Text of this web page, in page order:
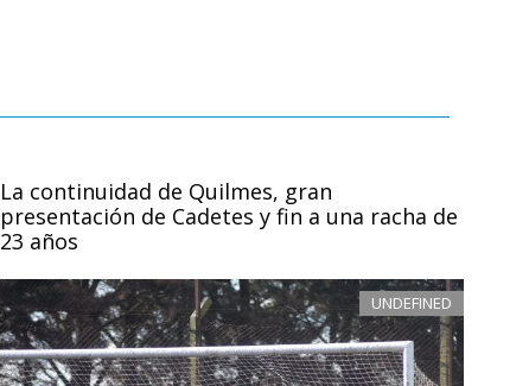
La continuidad de Quilmes, gran
presentación de Cadetes y fin a una racha de
23 años
UNDEFINED